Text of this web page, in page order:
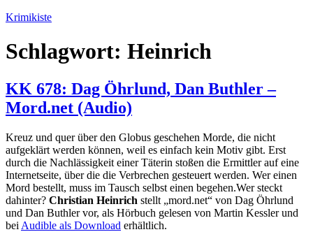
Zum
springen
Krimikiste
Schlagwort: Heinrich
KK 678: Dag Öhrlund, Dan Buthler –
Mord.net (Audio)
Kreuz und quer über den Globus geschehen Morde, die nicht
aufgeklärt werden können, weil es einfach kein Motiv gibt. Erst
durch die Nachlässigkeit einer Täterin stoßen die Ermittler auf eine
Internetseite, über die die Verbrechen gesteuert werden. Wer einen
Mord bestellt, muss im Tausch selbst einen begehen.Wer steckt
dahinter? Christian Heinrich stellt „mord.net“ von Dag Öhrlund
und Dan Buthler vor, als Hörbuch gelesen von Martin Kessler und
bei Audible als Download erhältlich.